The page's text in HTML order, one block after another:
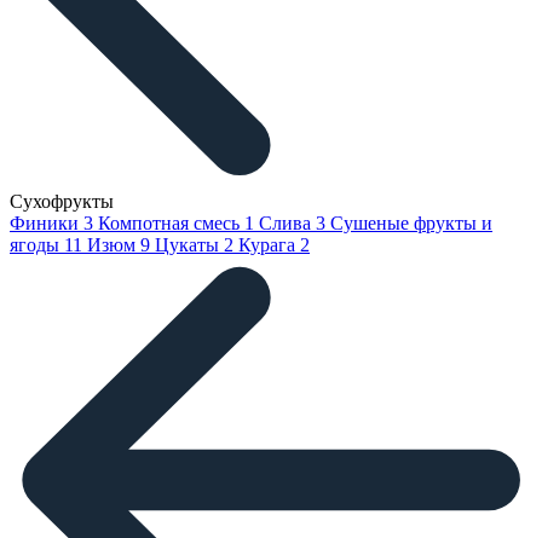
Сухофрукты
Финики 3 Компотная смесь 1 Слива 3 Сушеные фрукты и
ягоды 11 Изюм 9 Цукаты 2 Курага 2